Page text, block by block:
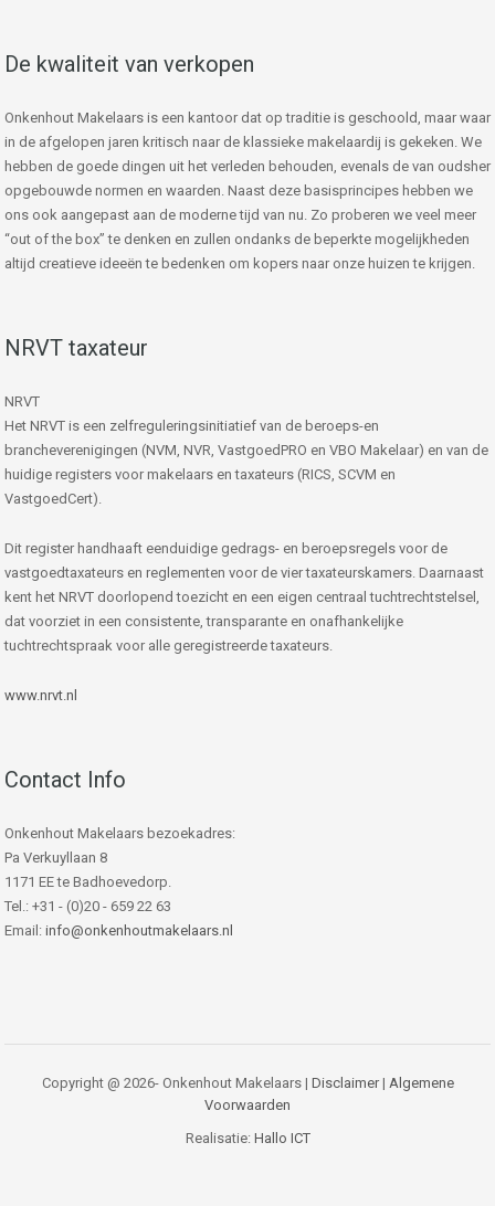
De kwaliteit van verkopen
Onkenhout Makelaars is een kantoor dat op traditie is geschoold, maar waar
in de afgelopen jaren kritisch naar de klassieke makelaardij is gekeken. We
hebben de goede dingen uit het verleden behouden, evenals de van oudsher
opgebouwde normen en waarden. Naast deze basisprincipes hebben we
ons ook aangepast aan de moderne tijd van nu. Zo proberen we veel meer
“out of the box” te denken en zullen ondanks de beperkte mogelijkheden
altijd creatieve ideeën te bedenken om kopers naar onze huizen te krijgen.
NRVT taxateur
NRVT
Het NRVT is een zelfreguleringsinitiatief van de beroeps-en
brancheverenigingen (NVM, NVR, VastgoedPRO en VBO Makelaar) en van de
huidige registers voor makelaars en taxateurs (RICS, SCVM en
VastgoedCert).
Dit register handhaaft eenduidige gedrags- en beroepsregels voor de
vastgoedtaxateurs en reglementen voor de vier taxateurskamers. Daarnaast
kent het NRVT doorlopend toezicht en een eigen centraal tuchtrechtstelsel,
dat voorziet in een consistente, transparante en onafhankelijke
tuchtrechtspraak voor alle geregistreerde taxateurs.
www.nrvt.nl
Contact Info
Onkenhout Makelaars bezoekadres:
Pa Verkuyllaan 8
1171 EE te Badhoevedorp.
Tel.: +31 - (0)20 - 659 22 63
Email: info@onkenhoutmakelaars.nl
Copyright @ 2026- Onkenhout Makelaars | Disclaimer| Algemene
Voorwaarden
Realisatie: Hallo ICT